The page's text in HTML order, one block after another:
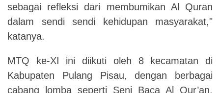
sebagai refleksi dari membumikan Al Quran
dalam sendi sendi kehidupan masyarakat,"
katanya.
MTQ ke-XI ini diikuti oleh 8 kecamatan di
Kabupaten Pulang Pisau, dengan berbagai
cabang lomba seperti Seni Baca Al Qur’an,